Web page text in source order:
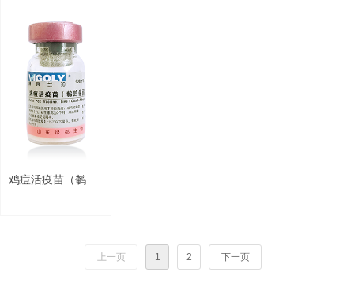
鸡痘活疫苗（鹌鹑
上一页 1 2 下一页